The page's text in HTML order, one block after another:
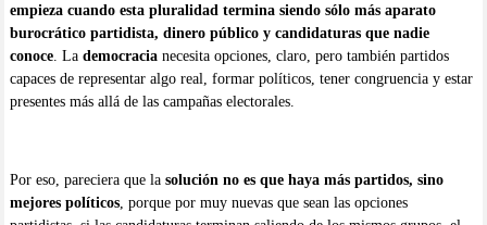
empieza cuando esta pluralidad termina siendo sólo más aparato
burocrático partidista, dinero público y candidaturas que nadie
conoce. La democracianecesita opciones, claro, pero también partidos
capaces de representar algo real, formar políticos, tener congruencia y estar
presentes más allá de las campañas electorales.
Por eso, pareciera que la solución no es que haya más partidos, sino
mejores políticos, porque por muy nuevas que sean las opciones